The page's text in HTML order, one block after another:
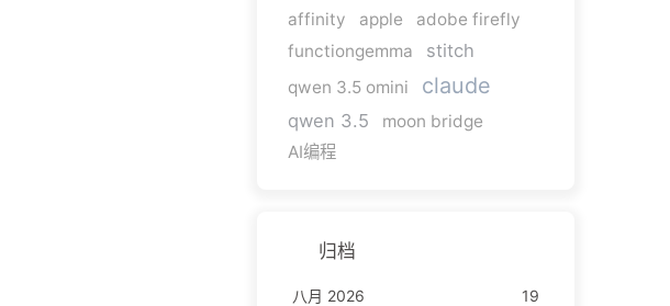
affinity
apple
adobe firefly
functiongemma
stitch
qwen 3.5 omini claude
qwen 3.5
moon bridge
AI编程
归档
八月 2026
19